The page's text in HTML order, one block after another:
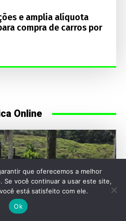
e amplia alíquota
compra de carros por
Online
que oferecemos a melhor
Se você continuar a usar este site,
está satisfeito com ele.
Ok